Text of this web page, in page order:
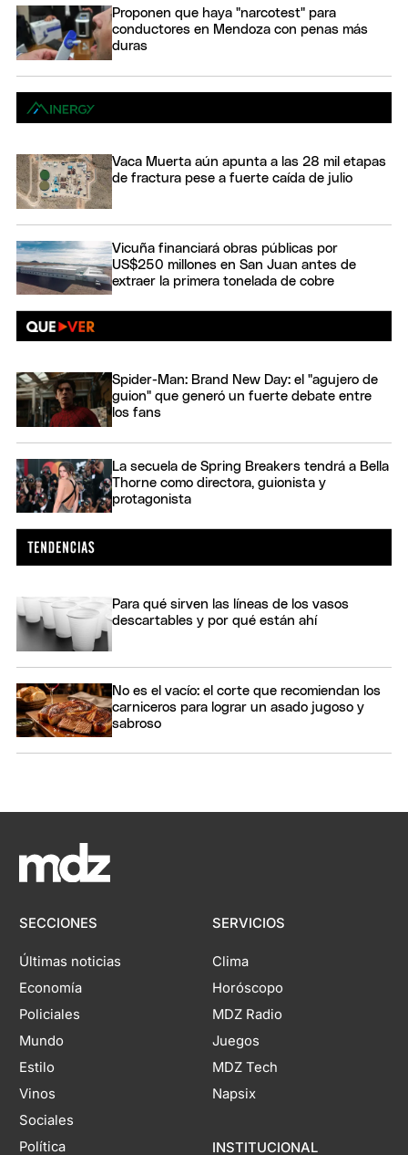
Proponen que haya "narcotest" para
conductores en Mendoza con penas más
duras
Vaca Muerta aún apunta a las 28 mil etapas
de fractura pese a fuerte caída de julio
Vicuña financiará obras públicas por
US$250 millones en San Juan antes de
extraer la primera tonelada de cobre
Spider-Man: Brand New Day: el "agujero de
guion" que generó un fuerte debate entre
los fans
La secuela de Spring Breakers tendrá a Bella
Thorne como directora, guionista y
protagonista
Para qué sirven las líneas de los vasos
descartables y por qué están ahí
No es el vacío: el corte que recomiendan los
carniceros para lograr un asado jugoso y
sabroso
SECCIONES
Últimas noticias
Economía
Policiales
Mundo
Estilo
Vinos
Sociales
Política
SERVICIOS
Clima
Horóscopo
MDZ Radio
Juegos
MDZ Tech
Napsix
INSTITUCIONAL